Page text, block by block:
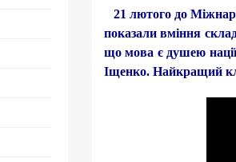
21 лютого до
показали вміння
що мова є душею
Іщенко. Найкращий